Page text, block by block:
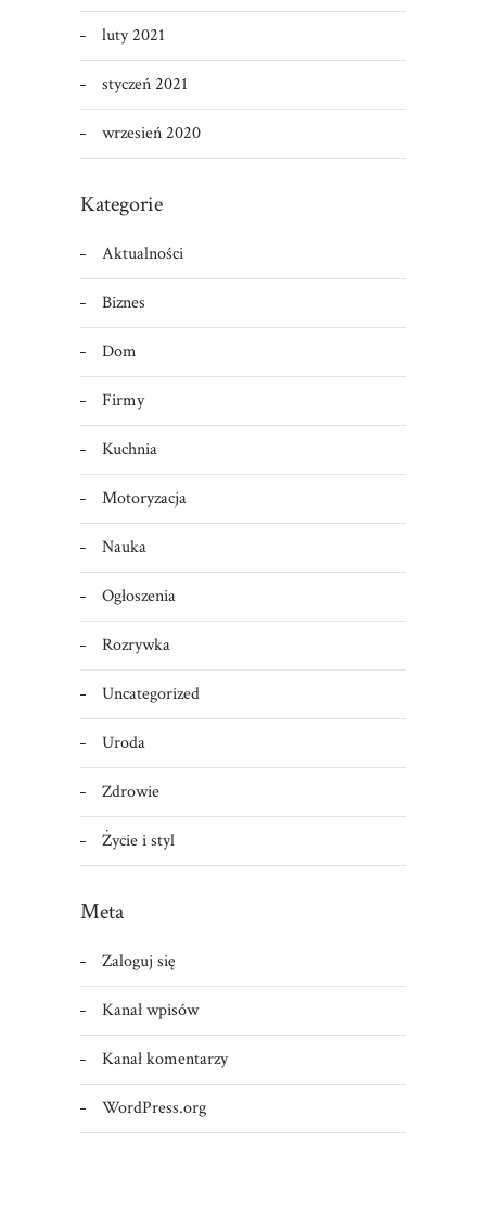
luty 2021
styczeń 2021
wrzesień 2020
Kategorie
Aktualności
Biznes
Dom
Firmy
Kuchnia
Motoryzacja
Nauka
Ogłoszenia
Rozrywka
Uncategorized
Uroda
Zdrowie
Życie i styl
Meta
Zaloguj się
Kanał wpisów
Kanał komentarzy
WordPress.org